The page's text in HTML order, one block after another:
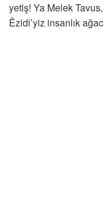
yetiş! Ya Melek
Êzidi’yiz insanlık